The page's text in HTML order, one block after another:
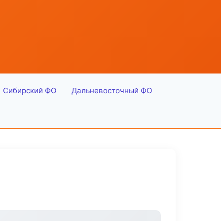
Сибирский ФО Дальневосточный ФО